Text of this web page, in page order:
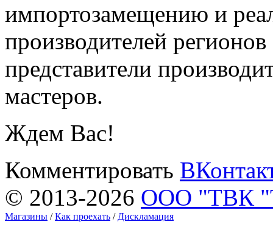
импортозамещению и
производителей
представители
мастеров.
Ждем Вас!
Комментировать
© 2013-2026 ООО "ТВК
Магазины /Как проехать / Дискламация